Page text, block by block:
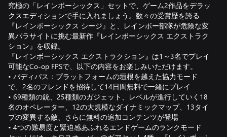
究極の「レインボーシックス」セットで、ゲーム2作品をデラッ
クスエディションで手に入れましょう。数々の受賞歴を誇る
『レインボーシックス シージ』と、レインボー部隊が危険な変
異パラサイトに挑む最新作『レインボーシックス エクストラク
ション』を収録。
『レインボーシックス エクストラクション』は1～3名でプレイ
可能なCo-op FPSで、以下の内容をお楽しみいただけます。
• バディパス：プラットフォームの垣根を越えた協力モード
で、2名のフレンドを招待して14日間無料で一緒にプレイ
• 69種類の銃、25種類のガジェット、レベルが進行していく18
名のオペレーター、12の大規模なダイナミックマップ、13タイ
プの変異する敵、さらに無料の追加コンテンツが登場
• 4つの難易度と緊迫感あふれるエンドゲームのランクモード